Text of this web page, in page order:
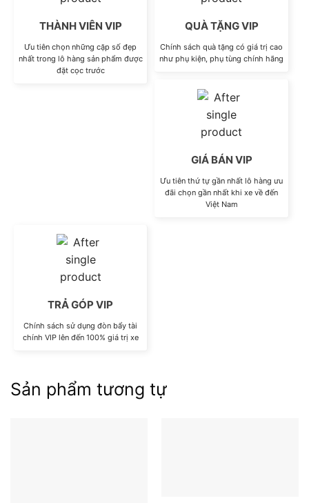
THÀNH VIÊN VIP
Ưu tiên chọn những cặp số đẹp
nhất trong lô hàng sản phẩm được
đặt cọc trước
QUÀ TẶNG VIP
Chính sách quà tặng có giá trị cao
như phụ kiện, phụ tùng chính hãng
GIÁ BÁN VIP
Ưu tiên thứ tự gần nhất lô hàng ưu
đãi chọn gần nhất khi xe về đến
Việt Nam
TRẢ GÓP VIP
Chính sách sử dụng đòn bẩy tài
chính VIP lên đến 100% giá trị xe
Sản phẩm tương tự